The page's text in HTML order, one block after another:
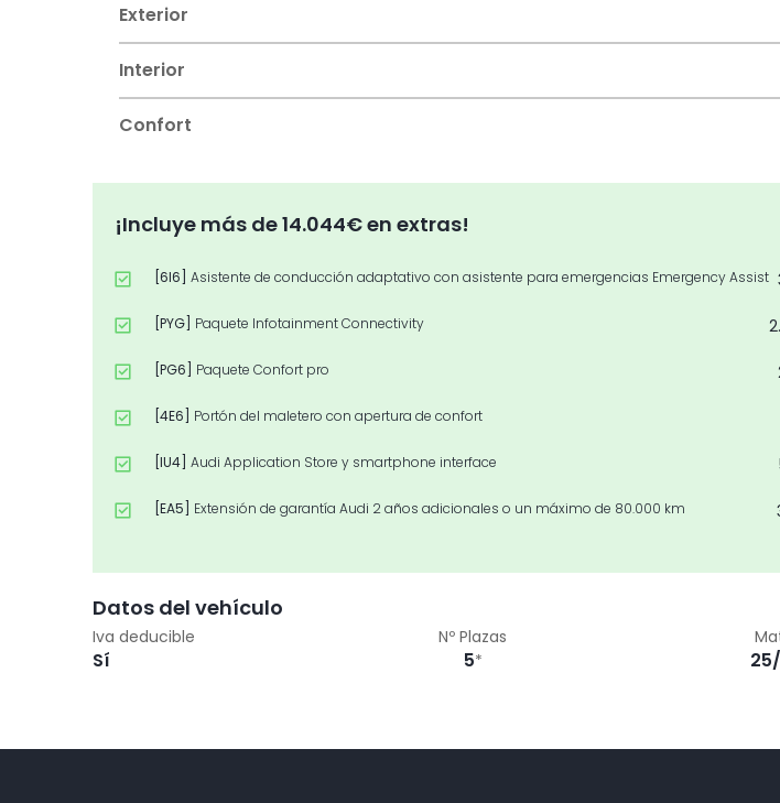
Exterior
Interior
Confort
¡Incluye más de 14.044€ en extras!
[6I6] Asistente de conducción adaptativo con asistente para emergencias Emergency Assist
[PYG] Paquete Infotainment Connectivity
[PG6] Paquete Confort pro
[4E6] Portón del maletero con apertura de confort
[IU4] Audi Application Store y smartphone interface
[EA5] Extensión de garantía Audi 2 años adicionales o un máximo de 80.000 km
[1XX]Volante de cuero de 3 radios con multifunción plus y levas de cambio
[9VD]Sistema de sonido Audi
Datos del vehículo
Iva deducible
Sí
Nº Plazas
5*